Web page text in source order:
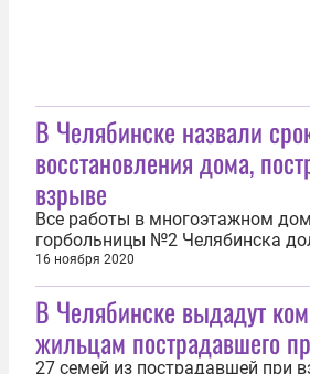
В Челябинске назвали
восстановления дома,
взрыве
Все работы в многоэтажном
горбольницы №2 Челябинска
закончены к 18 ноября. Об этом
журналистам в мэрии. В
учреждения работы предстоит
ноября. Как сообщало ИА
октября на кислородной
произошёл пожар и...
16 ноября 2020
В Челябинске выдадут
жильцам пострадавшего
27 семей из пострадавшей при